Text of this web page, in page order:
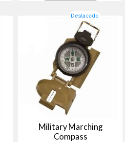
Destacado
Military Marching
Compass